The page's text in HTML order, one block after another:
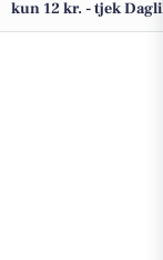
kun 12 kr. - tjek